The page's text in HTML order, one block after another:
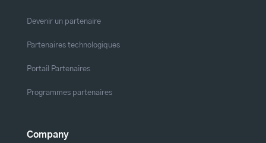
Devenir un partenaire
Partenaires technologiques
Portail Partenaires
Programmes partenaires
Company